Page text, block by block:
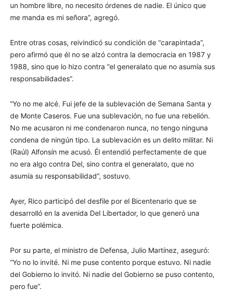
un hombre libre, no necesito órdenes de nadie. El único que
me manda es mi señora”, agregó.
Entre otras cosas, reivindicó su condición de “carapintada”,
pero afirmó que él no se alzó contra la democracia en 1987 y
1988, sino que lo hizo contra “el generalato que no asumía sus
responsabilidades”.
“Yo no me alcé. Fui jefe de la sublevación de Semana Santa y
de Monte Caseros. Fue una sublevación, no fue una rebelión.
No me acusaron ni me condenaron nunca, no tengo ninguna
condena de ningún tipo. La sublevación es un delito militar. Ni
(Raúl) Alfonsín me acusó. Él entendió perfectamente de que
no era algo contra Del, sino contra el generalato, que no
asumía su responsabilidad”, sostuvo.
Ayer, Rico participó del desfile por el Bicentenario que se
desarrolló en la avenida Del Libertador, lo que generó una
fuerte polémica.
Por su parte, el ministro de Defensa, Julio Martínez, aseguró:
“Yo no lo invité. Ni me puse contento porque estuvo. Ni nadie
del Gobierno lo invitó. Ni nadie del Gobierno se puso contento,
pero fue”.